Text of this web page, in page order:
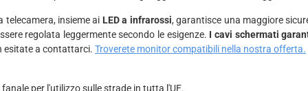
telecamera, insieme ai LED a infrarossi, garantisce una maggiore
regolata leggermente secondo le esigenze. I cavi schermati
esitate a contattarci. Troverete monitor compatibili nella nostra offerta.
per l'utilizzo sulle strade in tutta l'UE.